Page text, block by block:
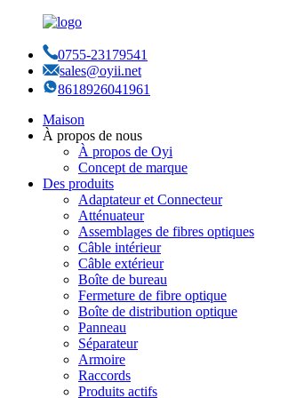
0755-23179541
sales@oyii.net
8618926041961
Maison
À propos de nous
À propos de Oyi
Concept de marque
Des produits
Adaptateur et Connecteur
Atténuateur
Assemblages de fibres optiques
Câble intérieur
Câble extérieur
Boîte de bureau
Fermeture de fibre optique
Boîte de distribution optique
Panneau
Séparateur
Armoire
Raccords
Produits actifs